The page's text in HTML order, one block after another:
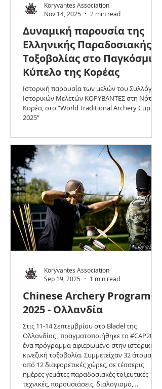
Δυναμική παρουσία της
Ελληνικής Παραδοσιακής
Τοξοβολίας στο Παγκόσμιο
Κύπελο της Κορέας
Ιστορική παρουσία των μελών του Συλλόγου
Ιστορικών Μελετών ΚΟΡΥΒΑΝΤΕΣ στη Νότια
Κορέα, στο “World Traditional Archery Cup
2025”
Koryvantes Association
Nov 14, 2025
2 min read
Chinese Archery Program
2025 - Ολλανδία
Στις 11-14 Σεπτεμβρίου στο Bladel της
Ολλανδίας , πραγματοποιήθηκε το #CAP2025,
ένα πρόγραμμα αφιερωμένο στην ιστορική
κινεζική τοξοβολία. Συμμετείχαν 32 άτομα
από 12 διαφορετικές χώρες, σε τέσσερις
ημέρες γεμάτες παραδοσιακές τοξευτικές
τεχνικές, παρουσιάσεις, διαλογισμό,
Koryvantes Association
Sep 19, 2025
1 min read